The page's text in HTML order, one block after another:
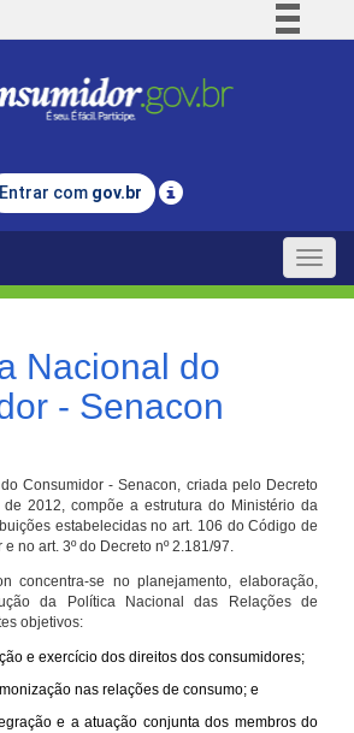
Comunica BR
Legislação
Entrar com gov.br
Toggle
Nacional do
- Senacon
Consumidor - Senacon, criada pelo Decreto
2012, compõe a estrutura do Ministério da
estabelecidas no art. 106 do Código de
no art. 3º do Decreto nº 2.181/97.
concentra-se no planejamento, elaboração,
da Política Nacional das Relações de
objetivos:
e exercício dos direitos dos consumidores;
nas relações de consumo; e
e a atuação conjunta dos membros do